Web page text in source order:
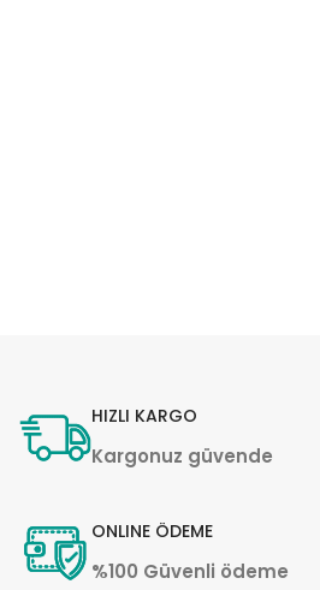
HIZLI KARGO
Kargonuz güvende
ONLINE ÖDEME
%100 Güvenli ödeme